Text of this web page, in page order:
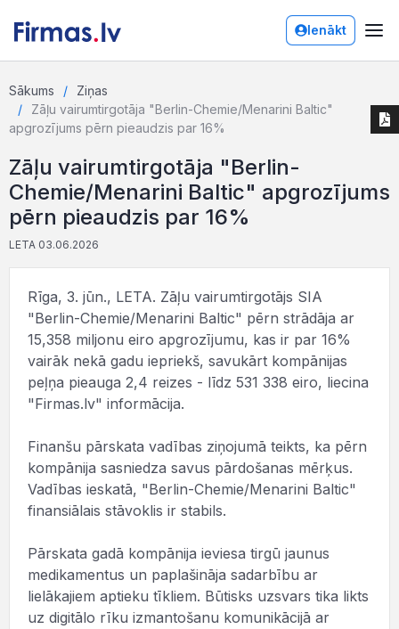
Ienākt
Sākums
Ziņas
Zāļu vairumtirgotāja "Berlin-Chemie/Menarini Baltic"
apgrozījums pērn pieaudzis par 16%
Zāļu vairumtirgotāja "Berlin-
Chemie/Menarini Baltic" apgrozījums
pērn pieaudzis par 16%
LETA 03.06.2026
Rīga, 3. jūn., LETA. Zāļu vairumtirgotājs SIA
"Berlin-Chemie/Menarini Baltic" pērn strādāja ar
15,358 miljonu eiro apgrozījumu, kas ir par 16%
vairāk nekā gadu iepriekš, savukārt kompānijas
peļņa pieauga 2,4 reizes - līdz 531 338 eiro, liecina
"Firmas.lv" informācija.
Finanšu pārskata vadības ziņojumā teikts, ka pērn
kompānija sasniedza savus pārdošanas mērķus.
Vadības ieskatā, "Berlin-Chemie/Menarini Baltic"
finansiālais stāvoklis ir stabils.
Pārskata gadā kompānija ieviesa tirgū jaunus
medikamentus un paplašināja sadarbību ar
lielākajiem aptieku tīkliem. Būtisks uzsvars tika likts
uz digitālo rīku izmantošanu komunikācijā ar